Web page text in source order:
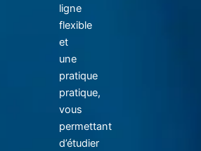
ligne
flexible
et
une
pratique
pratique,
vous
permettant
d’étudier